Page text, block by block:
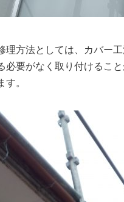
方法としては、カバー
必要がなく取り付けるこ
。